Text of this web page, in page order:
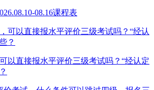
08.16课程表
以直接报水平评价三级考试吗？“经认定